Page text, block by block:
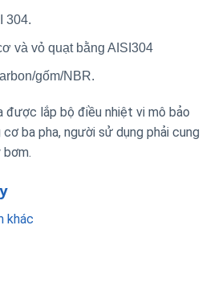
304.
và vỏ quạt bằng AISI304
gốm/NBR.
được lắp bộ điều nhiệt vi mô bảo
ba pha, người sử dụng phải cung
khác